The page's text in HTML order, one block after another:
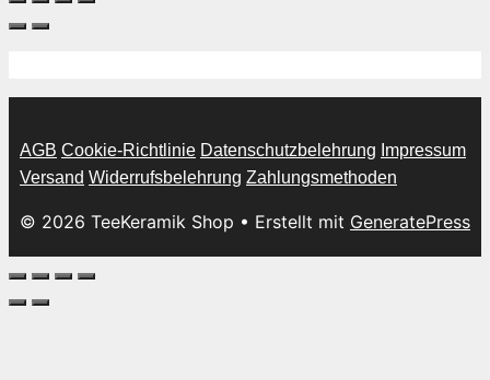
AGB Cookie-Richtlinie Datenschutzbelehrung Impressum
Versand Widerrufsbelehrung Zahlungsmethoden
© 2026 TeeKeramik Shop • Erstellt mit GeneratePress